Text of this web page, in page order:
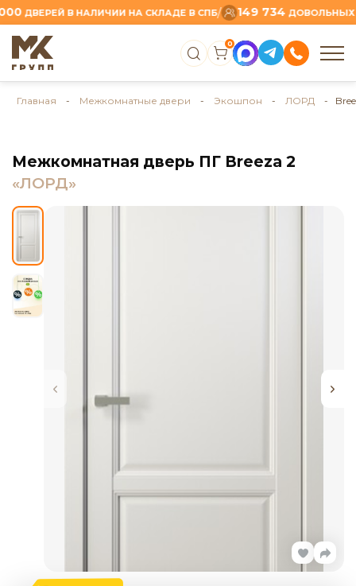
В НАЛИЧИИ НА СКЛАДЕ В СПБ/ 149 734 ДОВОЛЬНЫХ
0
Главная - Межкомнатные двери - Экошпон - ЛОРД -
Межкомнатная дверь ПГ Breeza 2
«ЛОРД»